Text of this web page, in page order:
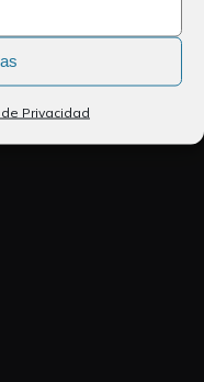
Privacidad